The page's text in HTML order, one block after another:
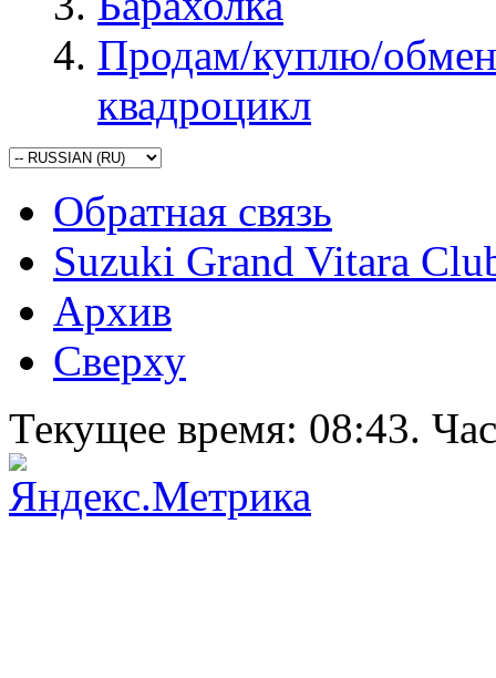
Продам/куплю/
квадроцикл
Обратная связь
Suzuki Grand Vitara
Архив
Сверху
Текущее время: 08:43.